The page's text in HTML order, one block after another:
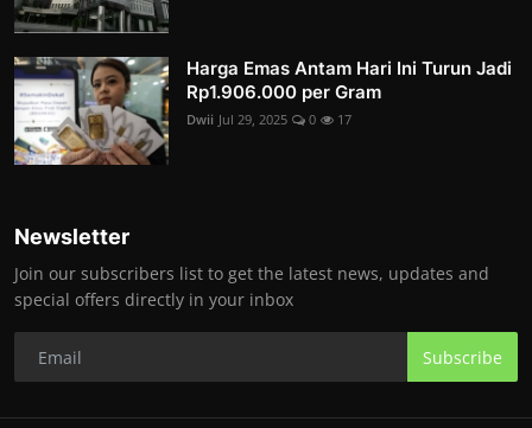
Harga Emas Antam Hari Ini Turun Jadi
Rp1.906.000 per Gram
Dwii Jul 29, 2025 0 17
Newsletter
Join our subscribers list to get the latest news, updates and
special offers directly in your inbox
Subscribe